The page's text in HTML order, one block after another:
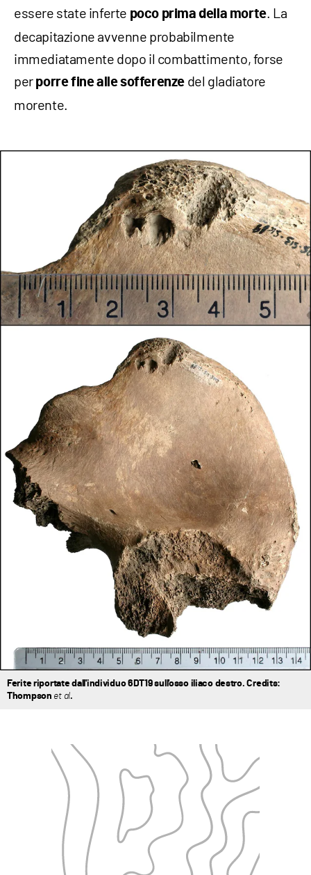
essere state inferte poco prima della morte. La
decapitazione avvenne probabilmente
immediatamente dopo il combattimento, forse
per porre fine alle sofferenze del gladiatore
morente.
Ferite riportate dall'individuo 6DT19 sull'osso iliaco destro. Credits:
Thompson et al.